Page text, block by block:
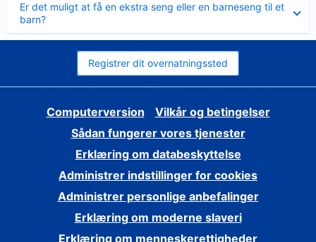
Er det muligt at få en ekstra seng eller en barneseng til et
barn?
Registrer dit overnatningssted
Computerversion
Vilkår og betingelser
Sådan fungerer vores tjenester
Erklæring om databeskyttelse
Administrer indstillinger for cookies
Administrer personlige anbefalinger
Erklæring om moderne slaveri
Erklæring om menneskerettigheder